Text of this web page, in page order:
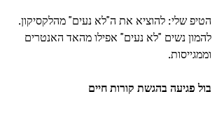
הטיפ שלי: להוציא את ה"לא נעים" מהלקסיקון.
להמון נשים "לא נעים" אפילו מהאד האנטרים
וממגייסות.
בול פגיעה בהגשת קורות חיים